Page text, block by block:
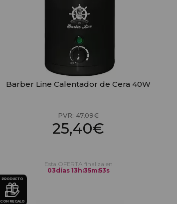
Barber Line Calentador de Cera 40W
PVR:47,09€
25,40€
PRODUCTO
CON REGALO
Esta OFERTA finaliza en
03días 13 h:35m:52s